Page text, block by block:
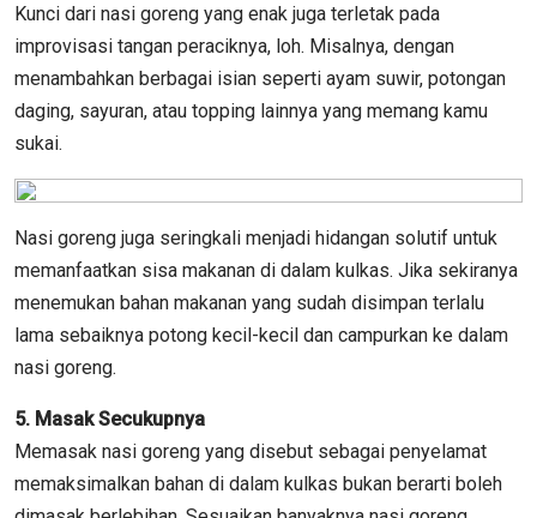
Kunci dari nasi goreng yang enak juga terletak pada
improvisasi tangan peraciknya, loh. Misalnya, dengan
menambahkan berbagai isian seperti ayam suwir, potongan
daging, sayuran, atau topping lainnya yang memang kamu
sukai.
Nasi goreng juga seringkali menjadi hidangan solutif untuk
memanfaatkan sisa makanan di dalam kulkas. Jika sekiranya
menemukan bahan makanan yang sudah disimpan terlalu
lama sebaiknya potong kecil-kecil dan campurkan ke dalam
nasi goreng.
5. Masak Secukupnya
Memasak nasi goreng yang disebut sebagai penyelamat
memaksimalkan bahan di dalam kulkas bukan berarti boleh